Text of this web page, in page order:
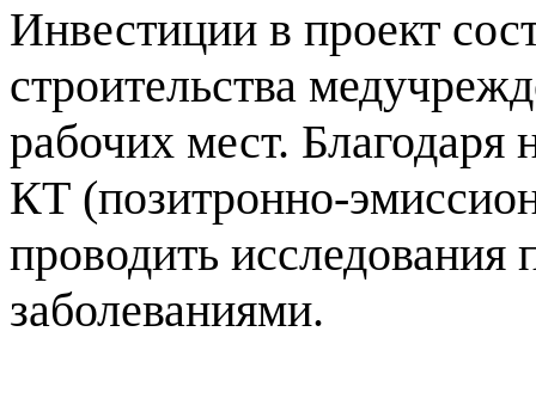
Инвестиции в проект
строительства
рабочих мест.
КТ (позитронно-
проводить исследования
заболеваниями.